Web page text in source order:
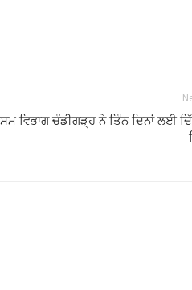
ਵਿਭਾਗ ਚੰਡੀਗੜ੍ਹ ਨੇ ਤਿੰਨ ਦਿਨਾਂ ਲਈ